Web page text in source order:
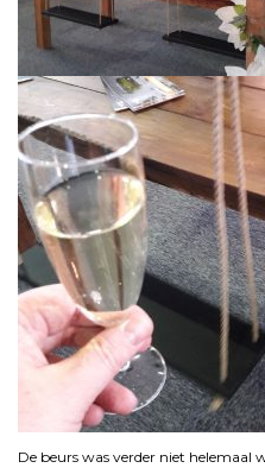
De beurs was verder niet helemaal